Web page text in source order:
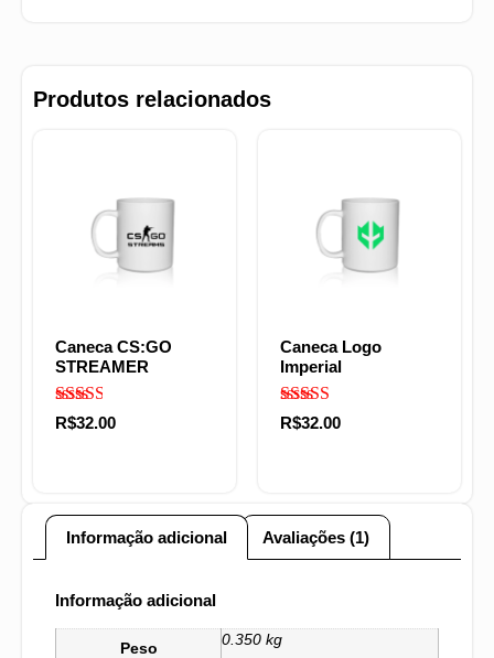
Produtos relacionados
Caneca CS:GO
STREAMER
Avaliação
R$32.00
Caneca Logo
Imperial
Avaliação
R$32.00
Informação adicional Avaliações (1)
Informação adicional
Peso
0.350 kg